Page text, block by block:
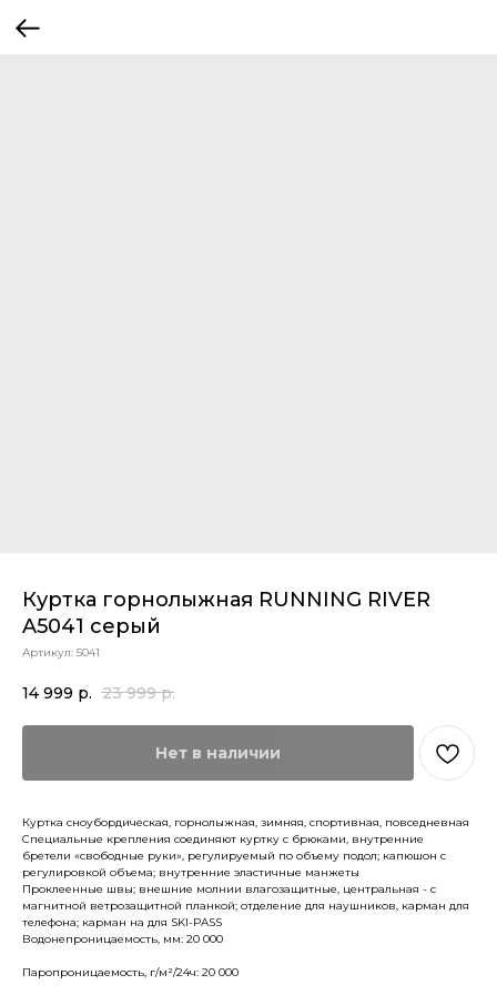
Куртка горнолыжная RUNNING RIVER
A5041 серый
Артикул: 5041
14 999 р. 23 999 р.
Нет в наличии
Куртка сноубордическая, горнолыжная, зимняя, спортивная, повседневная
Специальные крепления соединяют куртку с брюками, внутренние
бретели «свободные руки», регулируемый по объему подол; капюшон с
регулировкой объема; внутренние эластичные манжеты
Проклеенные швы; внешние молнии влагозащитные, центральная - с
магнитной ветрозащитной планкой; отделение для наушников, карман для
телефона; карман на для SKI-PASS
Водонепроницаемость, мм: 20 000
Паропроницаемость, г/м²/24ч: 20 000